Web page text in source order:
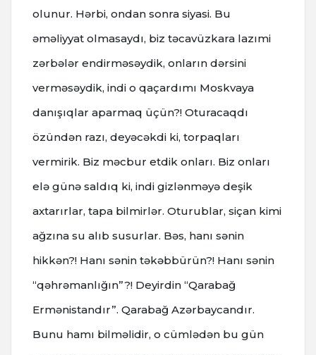
olunur. Hərbi, ondan sonra siyasi. Bu
əməliyyat olmasaydı, biz təcavüzkara lazımi
zərbələr endirməsəydik, onların dərsini
verməsəydik, indi o qaçardımı Moskvaya
danışıqlar aparmaq üçün?! Oturacaqdı
özündən razı, deyəcəkdi ki, torpaqları
vermirik. Biz məcbur etdik onları. Biz onları
elə günə saldıq ki, indi gizlənməyə deşik
axtarırlar, tapa bilmirlər. Oturublar, siçan kimi
ağzına su alıb susurlar. Bəs, hanı sənin
hikkən?! Hanı sənin təkəbbürün?! Hanı sənin
“qəhrəmanlığın”?! Deyirdin “Qarabağ
Ermənistandır”. Qarabağ Azərbaycandır.
Bunu hamı bilməlidir, o cümlədən bu gün